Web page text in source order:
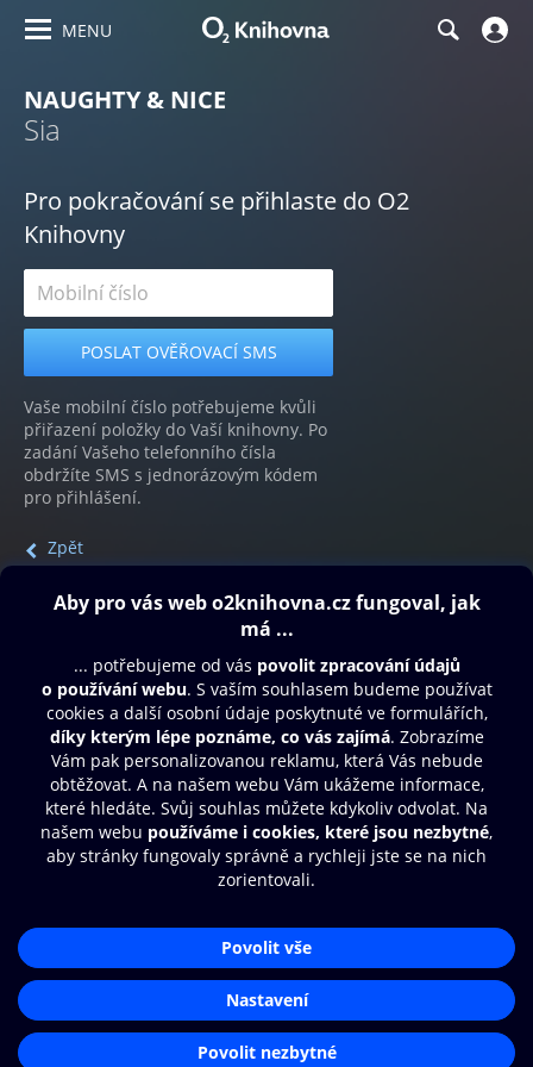
MENU
NAUGHTY & NICE
Sia
Pro pokračování se přihlaste do O2
Knihovny
Vaše mobilní číslo potřebujeme kvůli
přiřazení položky do Vaší knihovny. Po
zadání Vašeho telefonního čísla
obdržíte SMS s jednorázovým kódem
pro přihlášení.
Zpět
Obsah ke stažení
Moje O2 Knihovna
Další zábava
© O2 Czech Republic a.s.
Přístupnost
Zásady zpracování osobních údajů
Nastavení cookies
Aplikace O2 Knihovna
Čti a poslouchej své e-knihy a
audioknihy rychleji a pohodlněji.